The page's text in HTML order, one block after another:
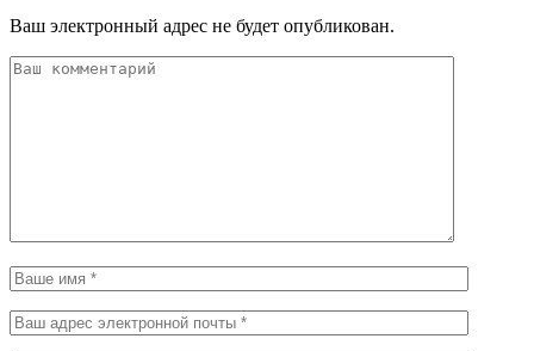
Ваш электронный адрес не будет опубликован.